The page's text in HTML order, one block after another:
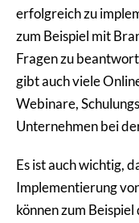
erfolgreich zu
zum Beispiel mit
Fragen zu
gibt auch viele
Webinare,
Unternehmen bei
Es ist auch wichtig,
Implementierung
können zum